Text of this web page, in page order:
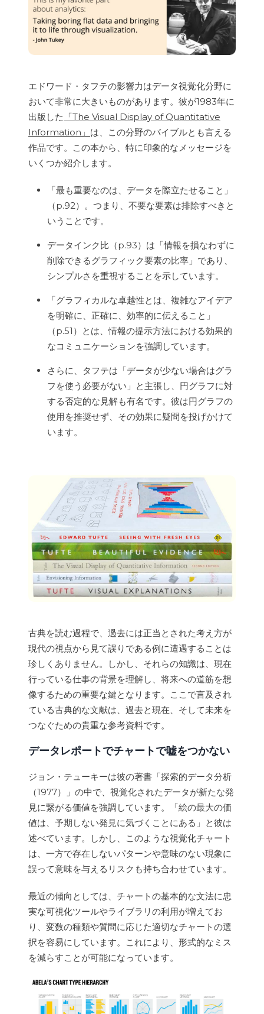
エドワード・タフテの影響力はデータ視覚化分野に
おいて非常に大きいものがあります。彼が1983年に
出版した 「The Visual Display of Quantitative
Information」 は、この分野のバイブルとも言える
作品です。この本から、特に印象的なメッセージを
いくつか紹介します。
「最も重要なのは、データを際立たせること」
（p.92）。つまり、不要な要素は排除すべきと
いうことです。
データインク比（p.93）は「情報を損なわずに
削除できるグラフィック要素の比率」であり、
シンプルさを重視することを示しています。
「グラフィカルな卓越性とは、複雑なアイデア
を明確に、正確に、効率的に伝えること」
（p.51）とは、情報の提示方法における効果的
なコミュニケーションを強調しています。
さらに、タフテは「データが少ない場合はグラ
フを使う必要がない」と主張し、円グラフに対
する否定的な見解も有名です。彼は円グラフの
使用を推奨せず、その効果に疑問を投げかけて
います。
古典を読む過程で、過去には正当とされた考え方が
現代の視点から見て誤りである例に遭遇することは
珍しくありません。しかし、それらの知識は、現在
行っている仕事の背景を理解し、将来への道筋を想
像するための重要な鍵となります。ここで言及され
ている古典的な文献は、過去と現在、そして未来を
つなぐための貴重な参考資料です。
データレポートでチャートで嘘をつかない
ジョン・テューキーは彼の著書「探索的データ分析
（1977）」の中で、視覚化されたデータが新たな発
見に繋がる価値を強調しています。「絵の最大の価
値は、予期しない発見に気づくことにある」と彼は
述べています。しかし、このような視覚化チャート
は、一方で存在しないパターンや意味のない現象に
誤って意味を与えるリスクも持ち合わせています。
最近の傾向としては、チャートの基本的な文法に忠
実な可視化ツールやライブラリの利用が増えてお
り、変数の種類や質問に応じた適切なチャートの選
択を容易にしています。これにより、形式的なミス
を減らすことが可能になっています。